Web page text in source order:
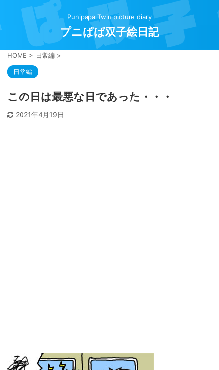
Punipapa Twin picture diary
プニぱぱ双子絵日記
HOME > 日常編 >
日常編
この日は最悪な日であった・・・
2021年4月19日